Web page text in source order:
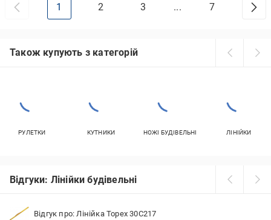
1 2 3 ... 7
Також купують з категорій
РУЛЕТКИ КУТНИКИ НОЖІ БУДІВЕЛЬНІ ЛІНІЙКИ
Відгуки: Лінійки будівельні
Відгук про: Лінійка Topex 30C217